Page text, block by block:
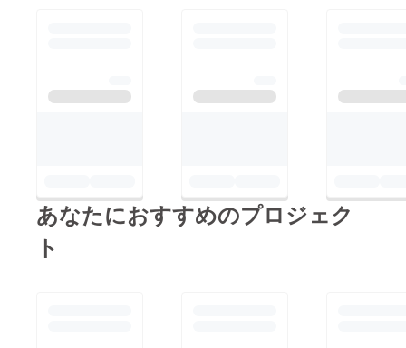
「民族音楽・無料体験
ギート・ガル)」(福岡
市南区桧原)にて行い
あなたにおすすめのプロジェク
ト